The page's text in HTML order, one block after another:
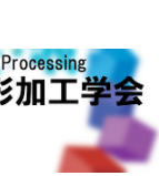
ック成
支部